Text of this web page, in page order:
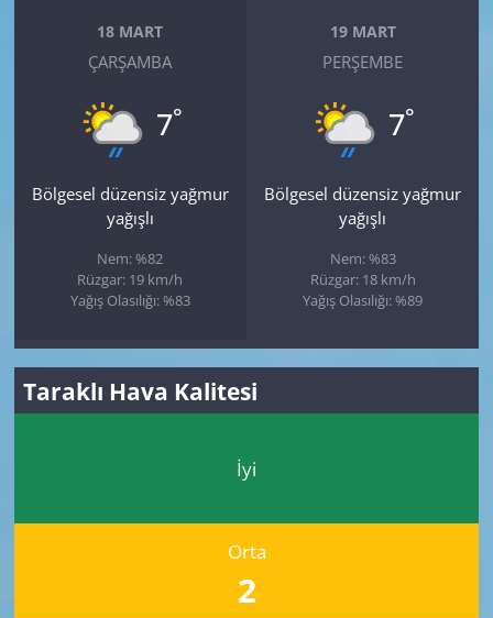
18 MART
ÇARŞAMBA
7°
Bölgesel düzensiz yağmur
yağışlı
Nem: %82
Rüzgar: 19 km/h
Yağış Olasılığı: %83
19 MART
PERŞEMBE
7°
Bölgesel düzensiz yağmur
yağışlı
Nem: %83
Rüzgar: 18 km/h
Yağış Olasılığı: %89
Taraklı Hava Kalitesi
İyi
Orta
2